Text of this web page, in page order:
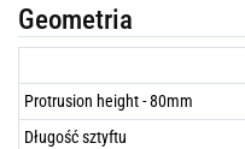
Geometria
Protrusion height - 80mm
Długość sztyftu